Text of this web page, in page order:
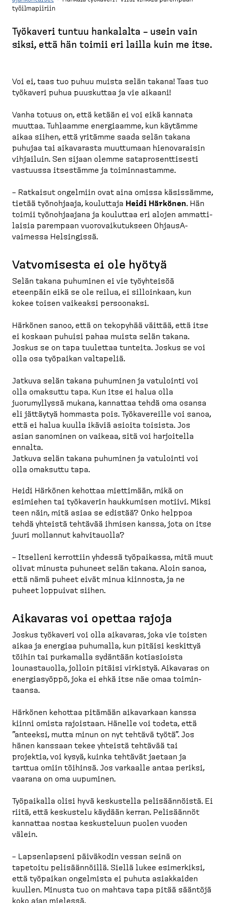
u
r
o
l
k
u
työilmapiiriin
Työkaveri tuntuu hankalalta – usein vain
siksi, että hän toimii eri lailla kuin me itse.
Voi ei, taas tuo puhuu muista selän takana! Taas tuo
työkaveri puhua puuskuttaa ja vie aikaani!
Vanha totuus on, että ketään ei voi eikä kannata
muuttaa. Tuhlaamme energiaamme, kun käytämme
aikaa siihen, että yritämme saada selän takana
puhujaa tai aikavarasta muuttumaan hienova­raisin
vihjailuin. Sen sijaan olemme satapro­sent­tisesti
vastuussa itsestämme ja toimin­nastamme.
– Ratkaisut ongelmiin ovat aina omissa käsissämme,
tietää työnohjaaja, kouluttaja Heidi Härkönen. Hän
toimii työnoh­jaajana ja kouluttaa eri alojen ammatti­
laisia parempaan vuorovai­ku­tukseen OhjausA­
vaimessa Helsingissä.
Vatvomisesta ei ole hyötyä
Selän takana puhuminen ei vie työyhteisöä
eteenpäin eikä se ole reilua, ei silloinkaan, kun
kokee toisen vaikeaksi persoonaksi.
Härkönen sanoo, että on tekopyhää väittää, että itse
ei koskaan puhuisi pahaa muista selän takana.
Joskus se on tapa tuulettaa tunteita. Joskus se voi
olla osa työpaikan valtapeliä.
Jatkuva selän takana puhuminen ja vatulointi voi
olla omaksuttu tapa. Kun itse ei halua olla
juorumyllyssä mukana, kannattaa tehdä oma osansa
eli jättäytyä hommasta pois. Työkave­reille voi sanoa,
että ei halua kuulla ikäviä asioita toisista. Jos
asian sanominen on vaikeaa, sitä voi harjoitella
ennalta.
Jatkuva selän takana puhuminen ja vatulointi voi
olla omaksuttu tapa.
Heidi Härkönen kehottaa miettimään, mikä on
esimiehen tai työkaverin haukkumisen motiivi. Miksi
teen näin, mitä asiaa se edistää? Onko helppoa
tehdä yhteistä tehtävää ihmisen kanssa, jota on itse
juuri mollannut kahvitauolla?
– Itselleni kerrottiin yhdessä työpaikassa, mitä muut
olivat minusta puhuneet selän takana. Aloin sanoa,
että nämä puheet eivät minua kiinnosta, ja ne
puheet loppuivat siihen.
Aikavaras voi opettaa rajoja
Joskus työkaveri voi olla aikavaras, joka vie toisten
aikaa ja energiaa puhumalla, kun pitäisi keskittyä
töihin tai purkamalla sydäntään kotiasioista
lounas­tauolla, jolloin pitäisi virkistyä. Aikavaras on
energia­syöppö, joka ei ehkä itse näe omaa toimin­
taansa.
Härkönen kehottaa pitämään aikavarkaan kanssa
kiinni omista rajoistaan. Hänelle voi todeta, että
”anteeksi, mutta minun on nyt tehtävä työtä”. Jos
hänen kanssaan tekee yhteistä tehtävää tai
projektia, voi kysyä, kuinka tehtävät jaetaan ja
tarttua omiin töihinsä. Jos varkaalle antaa periksi,
vaarana on oma uupuminen.
Työpaikalla olisi hyvä keskustella pelisään­nöistä. Ei
riitä, että keskustelu käydään kerran. Pelisäännöt
kannattaa nostaa keskus­teluun puolen vuoden
välein.
– Lapsen­lapseni päiväkodin vessan seinä on
tapetoitu pelisään­nöillä. Siellä lukee esimerkiksi,
että työpaikan ongelmista ei puhuta asiakkaiden
kuullen. Minusta tuo on mahtava tapa pitää sääntöjä
koko ajan mielessä.